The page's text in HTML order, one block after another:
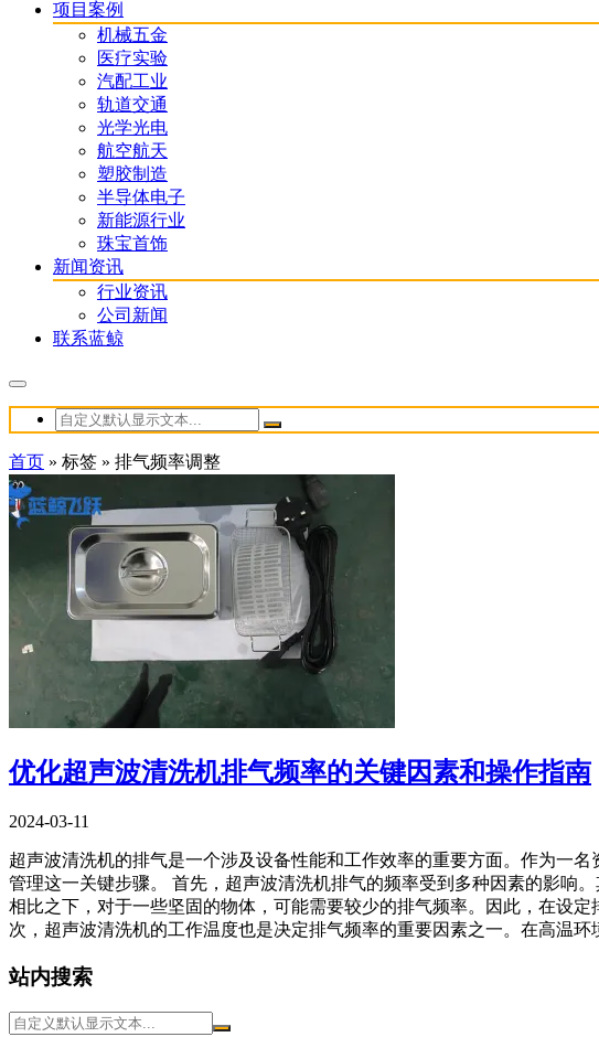
项目案例
机械五金
医疗实验
汽配工业
轨道交通
光学光电
航空航天
塑胶制造
半导体电子
新能源行业
珠宝首饰
新闻资讯
行业资讯
公司新闻
联系蓝鲸
首页 » 标签 » 排气频率调整
优化超声波清洗机排气频率的关键因素和操作指南
2024-03-11
超声波清洗机的排气是一个涉及设备性能和工作效率的重要方面。作为一
管理这一关键步骤。 首先，超声波清洗机排气的频率受到多种因素的影响
相比之下，对于一些坚固的物体，可能需要较少的排气频率。因此，在设
次，超声波清洗机的工作温度也是决定排气频率的重要因素之一。在高温
站内搜索